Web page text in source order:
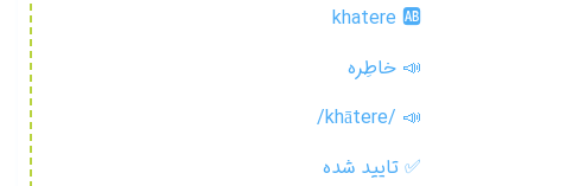
khatere 🆎
📣 خاطِره
/khātere/ 📣
✅تایید شده